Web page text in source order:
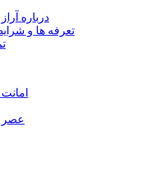
درباره
تعرفه ها و
عصر